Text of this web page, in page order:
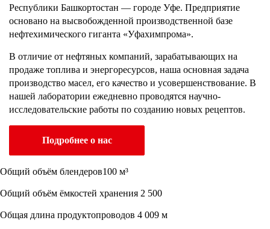
Республики Башкортостан — городе Уфе. Предприятие
основано на высвобожденной производственной базе
нефтехимического гиганта «Уфахимпрома».
В отличие от нефтяных компаний, зарабатывающих на
продаже топлива и энергоресурсов, наша основная задача
производство масел, его качество и усовершенствование. В
нашей лаборатории ежедневно проводятся научно-
исследовательские работы по созданию новых рецептов.
Подробнее о нас
Общий объём блендеров100 м³
Общий объём ёмкостей хранения 2 500
Общая длина продуктопроводов 4 009 м